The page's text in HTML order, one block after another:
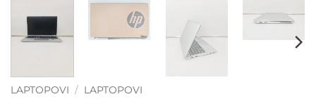
LAPTOPOVI / LAPTOPOVI